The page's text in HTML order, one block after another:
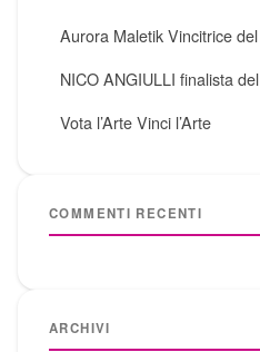
Aurora Maletik Vincitrice
NICO ANGIULLI finalista
Vota l’Arte Vinci l’Arte
COMMENTI RECENTI
ARCHIVI